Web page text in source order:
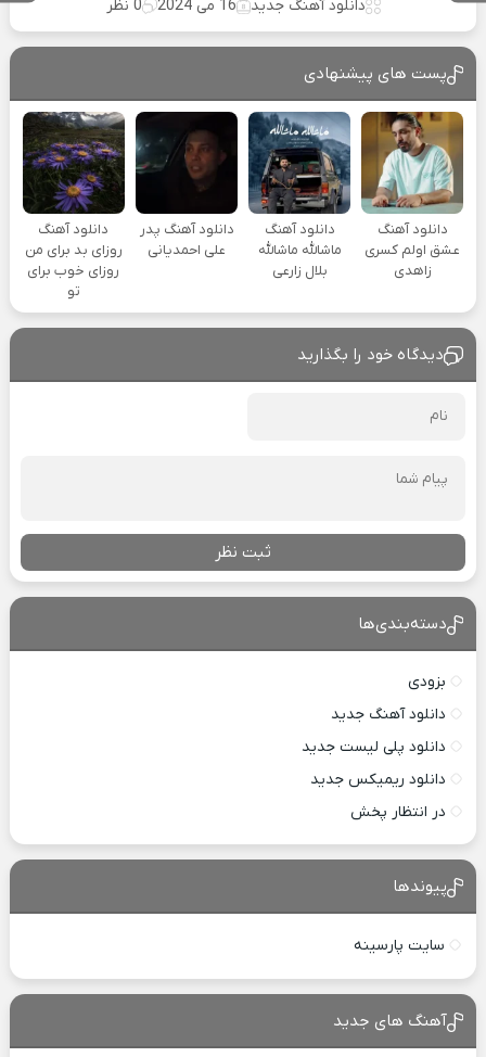
دانلود آهنگ جدید 16 می 2024 0 نظر
پست های پیشنهادی
دانلود آهنگ
عشق اولم کسری
زاهدی
دانلود آهنگ
ماشالله ماشالله
بلال زارعی
دانلود آهنگ پدر
علی احمدیانی
دانلود آهنگ
روزای بد برای من
روزای خوب برای
تو
دیدگاه خود را بگذارید
ثبت نظر
دسته‌بندی‌ها
بزودی
دانلود آهنگ جدید
دانلود پلی لیست جدید
دانلود ریمیکس جدید
در انتظار پخش
پیوندها
سایت پارسینه
آهنگ های جدید